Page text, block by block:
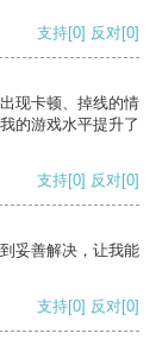
支持[0] 反对[0]
现卡顿、掉线的情
的游戏水平提升了
支持[0] 反对[0]
妥善解决，让我能
支持[0] 反对[0]